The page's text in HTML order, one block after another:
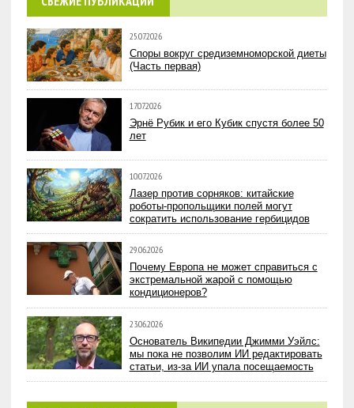
25.07.2026
Споры вокруг средиземноморской диеты
(Часть первая)
17.07.2026
Эрнё Рубик и его Кубик спустя более 50
лет
10.07.2026
Лазер против сорняков: китайские
роботы-пропольщики полей могут
сократить использование гербицидов
29.06.2026
Почему Европа не может справиться с
экстремальной жарой с помощью
кондиционеров?
23.06.2026
Основатель Википедии Джимми Уэйлс:
мы пока не позволим ИИ редактировать
статьи, из-за ИИ упала посещаемость